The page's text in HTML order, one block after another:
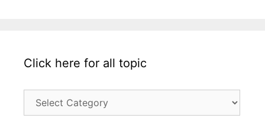
Click here for all topic
here